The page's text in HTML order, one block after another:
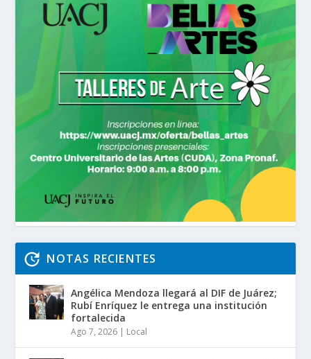
NOTAS RECIENTES
Angélica Mendoza llegará al DIF de Juárez;
Rubí Enríquez le entrega una institución
fortalecida
Ago 7, 2026 | Local